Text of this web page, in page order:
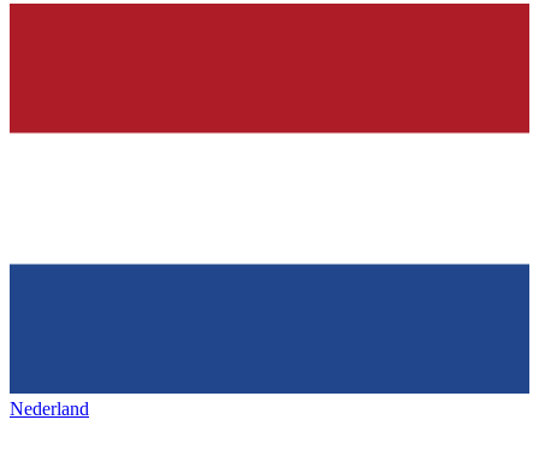
Nederland